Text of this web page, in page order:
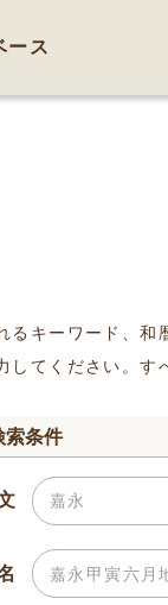
ース
るキーワード、
してください。
索条件